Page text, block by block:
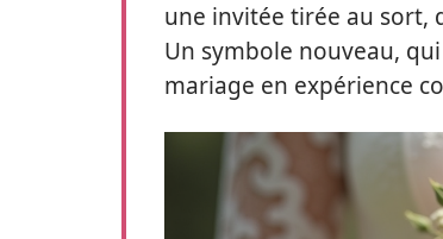
une invitée tirée au sort,
Un symbole nouveau,
mariage en expérience